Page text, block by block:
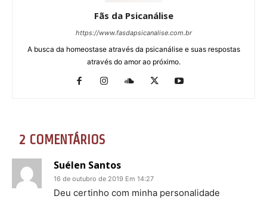
Fãs da Psicanálise
https://www.fasdapsicanalise.com.br
A busca da homeostase através da psicanálise e suas respostas
através do amor ao próximo.
2 COMENTÁRIOS
Suélen Santos
16 de outubro de 2019 Em 14:27
Deu certinho com minha personalidade